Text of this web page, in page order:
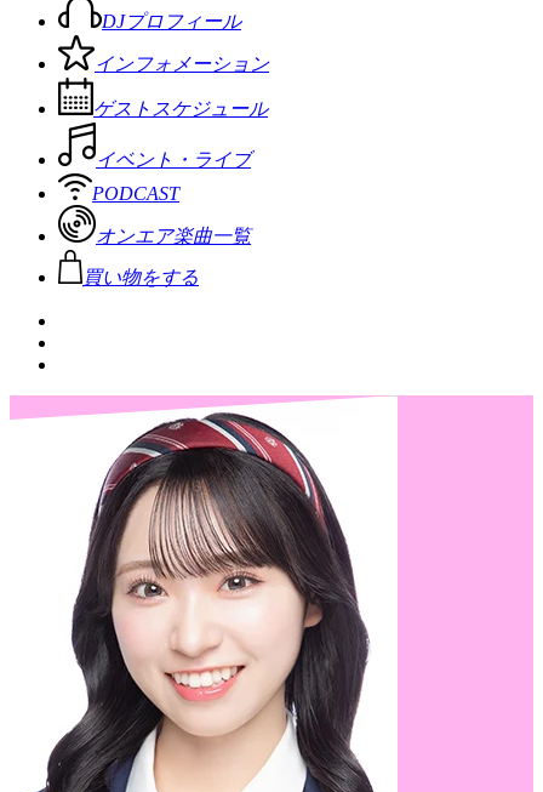
DJプロフィール
インフォメーション
ゲストスケジュール
イベント・ライブ
PODCAST
オンエア楽曲一覧
買い物をする